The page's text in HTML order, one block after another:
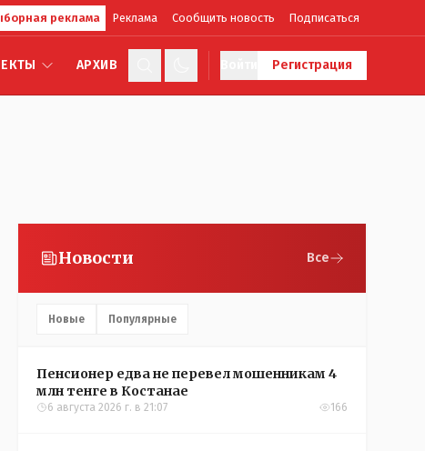
реклама Реклама Сообщить новость Подписаться
АРХИВ Регистрация
Новости Все
Новые Популярные
Пенсионер едва не перевел мошенникам 4
млн тенге в Костанае
6 августа 2026 г. в 21:07 166